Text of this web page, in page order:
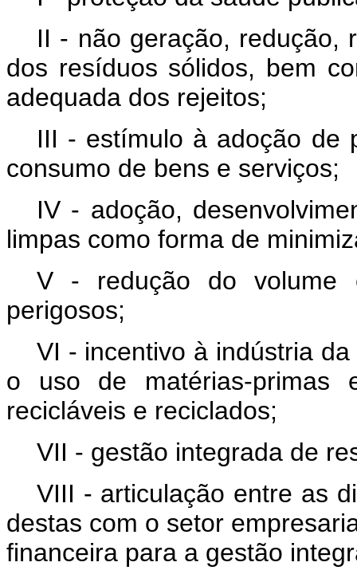
II - não geração, redução,
dos resíduos sólidos, bem
adequada dos rejeitos;
III - estímulo à adoção de
consumo de bens e serviços;
IV - adoção,
limpas como forma de
V - redução do volume
perigosos;
VI - incentivo à indústria
o uso de matérias-primas
recicláveis e reciclados;
VII - gestão integrada de
VIII - articulação entre as
destas com o setor
financeira para a gestão